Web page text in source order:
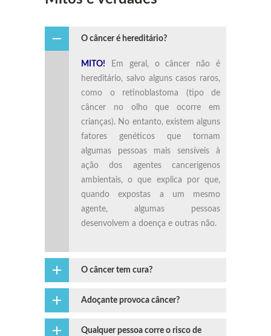
O câncer é hereditário?
MITO! Em geral, o câncer não é
hereditário, salvo alguns casos raros,
como o retinoblastoma (tipo de
câncer no olho que ocorre em
crianças). No entanto, existem alguns
fatores genéticos que tornam
algumas pessoas mais sensíveis à
ação dos agentes cancerígenos
ambientais, o que explica por que,
quando expostas a um mesmo
agente, algumas pessoas
desenvolvem a doença e outras não.
O câncer tem cura?
Adoçante provoca câncer?
Qualquer pessoa corre o risco de